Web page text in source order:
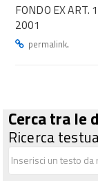
FONDO EX ART.
2001
permalink.
Cerca tra le
Ricerca